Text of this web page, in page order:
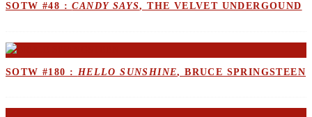
SOTW #48 :CANDY SAYS, THE VELVET UNDERGOUND
SOTW #180 : HELLO SUNSHINE, BRUCE SPRINGSTEEN